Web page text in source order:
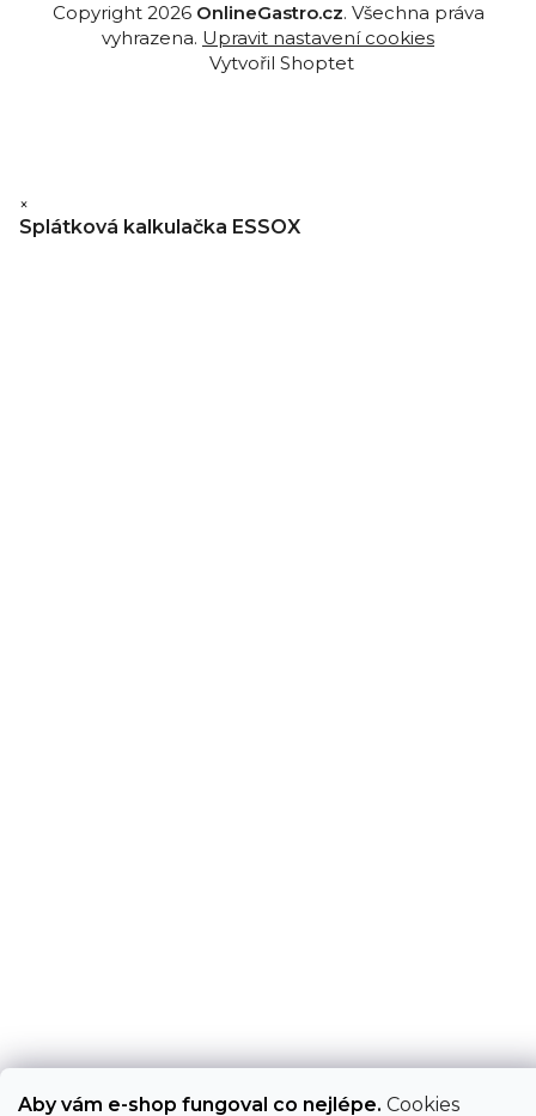
Aby vám e-shop fungoval co nejlépe. Cookies
Vytvořil Shoptet
Copyright 2026 OnlineGastro.cz. Všechna práva
vyhrazena. Upravit nastavení cookies
×
Splátková kalkulačka ESSOX